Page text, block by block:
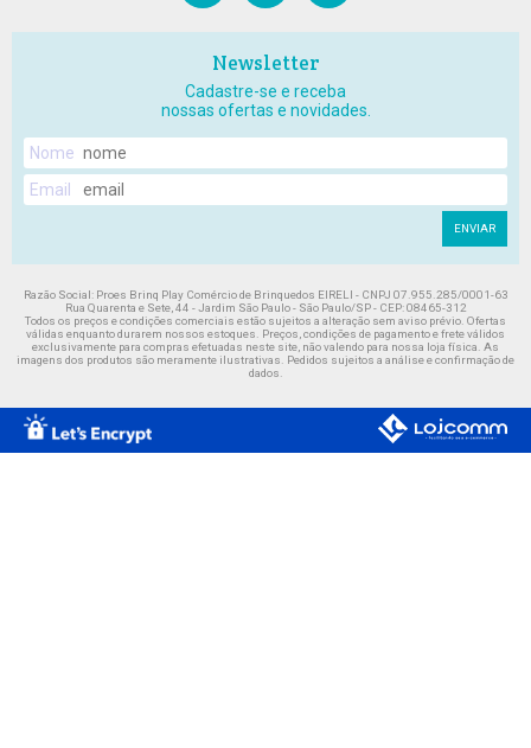
Newsletter
Cadastre-se e receba
nossas ofertas e novidades.
Nome
Email
ENVIAR
Razão Social: Proes Brinq Play Comércio de Brinquedos EIRELI - CNPJ 07.955.285/0001-63
Rua Quarenta e Sete, 44 - Jardim São Paulo - São Paulo/SP - CEP: 08465-312
Todos os preços e condições comerciais estão sujeitos a alteração sem aviso prévio. Ofertas
válidas enquanto durarem nossos estoques. Preços, condições de pagamento e frete válidos
exclusivamente para compras efetuadas neste site, não valendo para nossa loja física. As
imagens dos produtos são meramente ilustrativas. Pedidos sujeitos a análise e confirmação de
dados.